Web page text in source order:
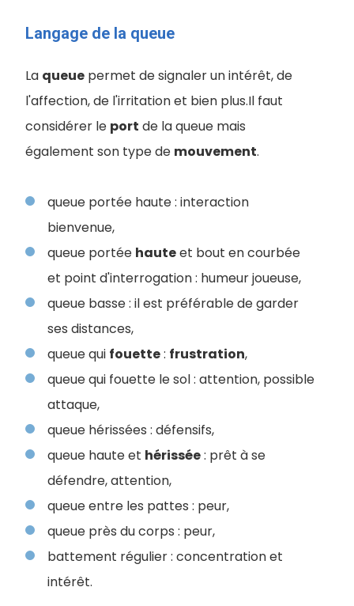
Langage de la queue
La queue permet de signaler un intérêt, de
l'affection, de l'irritation et bien plus.Il faut
considérer le port de la queue mais
également son type de mouvement.
queue portée haute : interaction
bienvenue,
queue portée hauteet bout en courbée
et point d'interrogation : humeur joueuse,
queue basse : il est préférable de garder
ses distances,
queue qui fouette: frustration,
queue qui fouette le sol : attention, possible
attaque,
queue hérissées : défensifs,
queue haute et hérissée: prêt à se
défendre, attention,
queue entre les pattes : peur,
queue près du corps : peur,
battement régulier : concentration et
intérêt.